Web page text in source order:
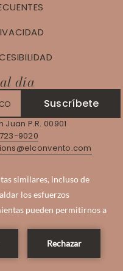
día
Suscríbete
P.R. 00901
9020